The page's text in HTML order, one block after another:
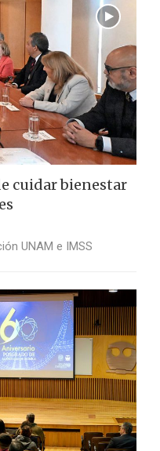
cuidar bienestar
UNAM e IMSS